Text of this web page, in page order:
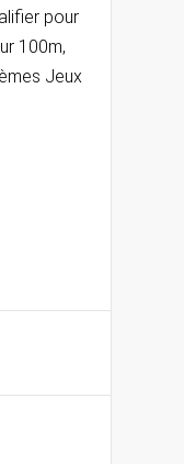
pour
100m,
Jeux